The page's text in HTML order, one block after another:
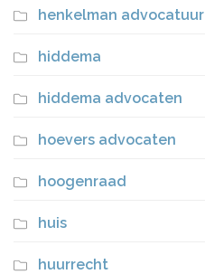
henkelman advocatuur
hiddema
hiddema advocaten
hoevers advocaten
hoogenraad
huis
huurrecht